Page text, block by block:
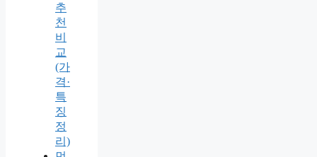
추
천
비
교
(가
격·
특
징
정
리)